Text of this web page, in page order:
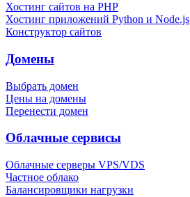
Хостинг сайтов на PHP
Хостинг приложений Python и Node.js
Конструктор сайтов
Домены
Выбрать домен
Цены на домены
Перенести домен
Облачные сервисы
Облачные серверы VPS/VDS
Частное облако
Балансировщики нагрузки